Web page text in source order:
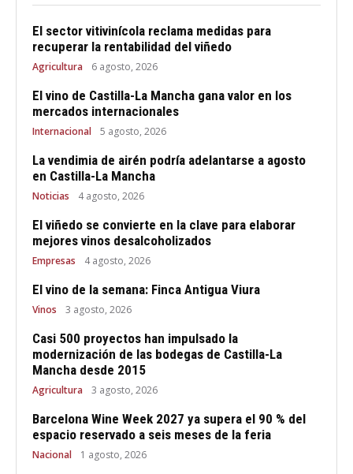
El sector vitivinícola reclama medidas para
recuperar la rentabilidad del viñedo
Agricultura 6 agosto, 2026
El vino de Castilla-La Mancha gana valor en los
mercados internacionales
Internacional 5 agosto, 2026
La vendimia de airén podría adelantarse a agosto
en Castilla-La Mancha
Noticias 4 agosto, 2026
El viñedo se convierte en la clave para elaborar
mejores vinos desalcoholizados
Empresas 4 agosto, 2026
El vino de la semana: Finca Antigua Viura
Vinos 3 agosto, 2026
Casi 500 proyectos han impulsado la
modernización de las bodegas de Castilla-La
Mancha desde 2015
Agricultura 3 agosto, 2026
Barcelona Wine Week 2027 ya supera el 90 % del
espacio reservado a seis meses de la feria
Nacional 1 agosto, 2026